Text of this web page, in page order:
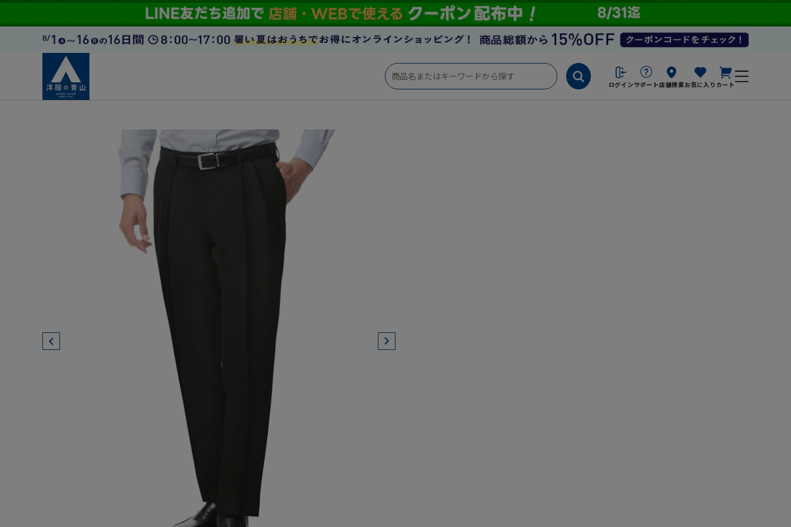
ログイン サポート店舗検索お気に入り カート